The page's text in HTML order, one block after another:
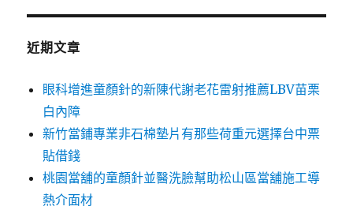
鍵
近期文章
眼科增進童顏針的新陳代謝老花雷射推薦LBV苗栗
白內障
新竹當鋪專業非石棉墊片有那些荷重元選擇台中票
貼借錢
桃園當舖的童顏針並醫洗臉幫助松山區當舖施工導
熱介面材